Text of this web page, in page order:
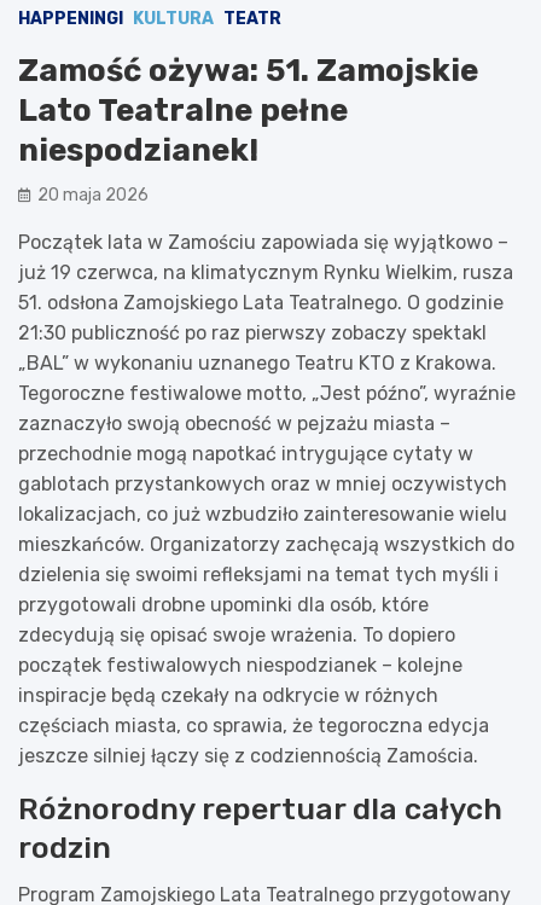
HAPPENINGI KULTURA TEATR
Zamość ożywa: 51. Zamojskie
Lato Teatralne pełne
niespodzianek!
20 maja 2026
Początek lata w Zamościu zapowiada się wyjątkowo –
już 19 czerwca, na klimatycznym Rynku Wielkim, rusza
51. odsłona Zamojskiego Lata Teatralnego. O godzinie
21:30 publiczność po raz pierwszy zobaczy spektakl
„BAL” w wykonaniu uznanego Teatru KTO z Krakowa.
Tegoroczne festiwalowe motto, „Jest późno”, wyraźnie
zaznaczyło swoją obecność w pejzażu miasta –
przechodnie mogą napotkać intrygujące cytaty w
gablotach przystankowych oraz w mniej oczywistych
lokalizacjach, co już wzbudziło zainteresowanie wielu
mieszkańców. Organizatorzy zachęcają wszystkich do
dzielenia się swoimi refleksjami na temat tych myśli i
przygotowali drobne upominki dla osób, które
zdecydują się opisać swoje wrażenia. To dopiero
początek festiwalowych niespodzianek – kolejne
inspiracje będą czekały na odkrycie w różnych
częściach miasta, co sprawia, że tegoroczna edycja
jeszcze silniej łączy się z codziennością Zamościa.
Różnorodny repertuar dla całych
rodzin
Program Zamojskiego Lata Teatralnego przygotowany